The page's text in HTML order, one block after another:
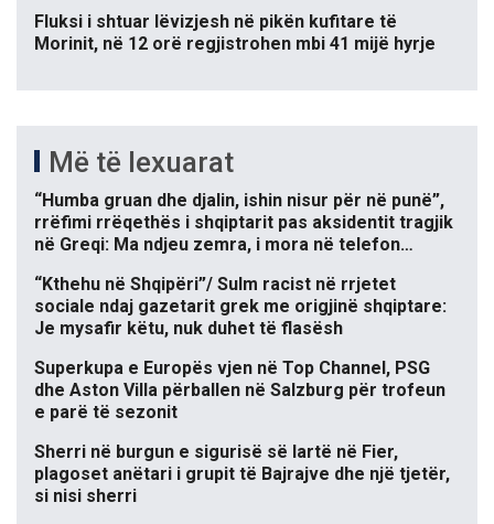
Fluksi i shtuar lëvizjesh në pikën kufitare të
Morinit, në 12 orë regjistrohen mbi 41 mijë hyrje
Më të lexuarat
“Humba gruan dhe djalin, ishin nisur për në punë”,
rrëfimi rrëqethës i shqiptarit pas aksidentit tragjik
në Greqi: Ma ndjeu zemra, i mora në telefon…
“Kthehu në Shqipëri”/ Sulm racist në rrjetet
sociale ndaj gazetarit grek me origjinë shqiptare:
Je mysafir këtu, nuk duhet të flasësh
Superkupa e Europës vjen në Top Channel, PSG
dhe Aston Villa përballen në Salzburg për trofeun
e parë të sezonit
Sherri në burgun e sigurisë së lartë në Fier,
plagoset anëtari i grupit të Bajrajve dhe një tjetër,
si nisi sherri